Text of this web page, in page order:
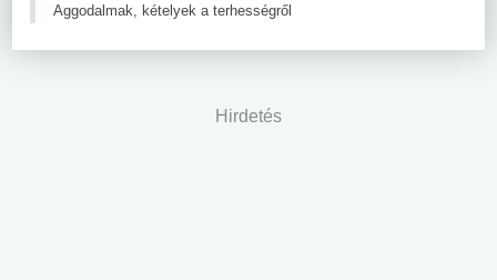
Aggodalmak, kételyek a terhességről
Hirdetés